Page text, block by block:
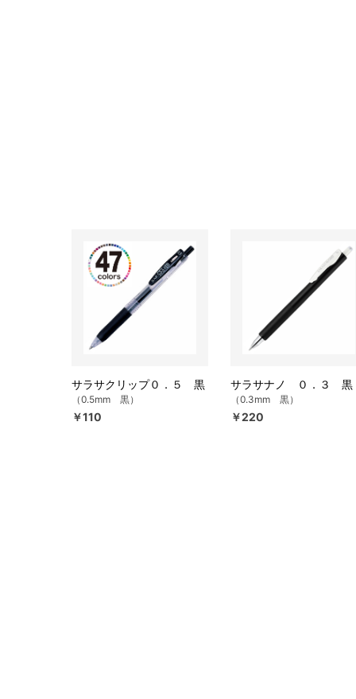
サラサクリップ０．５ 黒
（0.5mm 黒）
￥110
サラサナノ ０．３ 黒
（0.3mm 黒）
￥220